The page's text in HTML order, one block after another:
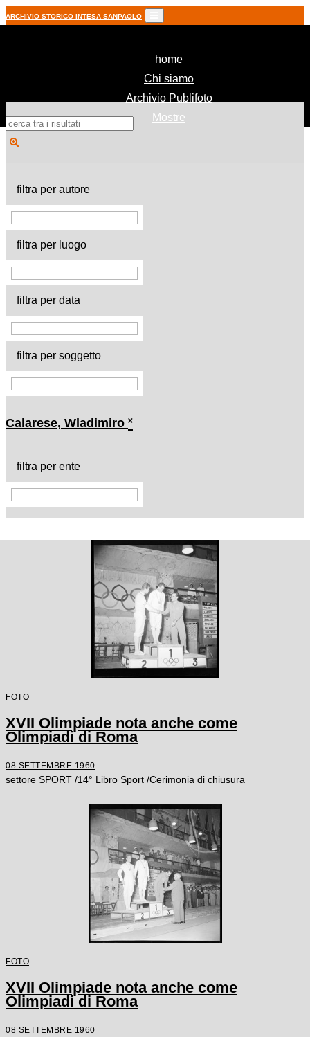
ARCHIVIO STORICO INTESA SANPAOLO
home(current)
Chi siamo
Archivio Publifoto
Mostre
filtra per autore
filtra per luogo
filtra per data
filtra per soggetto
Calarese, Wladimiro ˟
filtra per ente
FOTO
XVII Olimpiade nota anche come
Olimpiadi di Roma
08 SETTEMBRE 1960
settore SPORT /14° Libro Sport /Cerimonia di chiusura
FOTO
XVII Olimpiade nota anche come
Olimpiadi di Roma
08 SETTEMBRE 1960